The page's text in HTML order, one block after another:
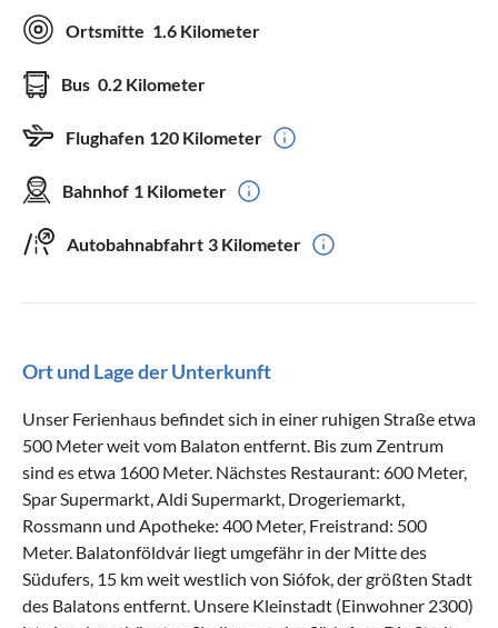
Ortsmitte 1.6 Kilometer
Bus 0.2 Kilometer
Flughafen 120 Kilometer
Bahnhof 1 Kilometer
Autobahnabfahrt 3 Kilometer
Ort und Lage der Unterkunft
Unser Ferienhaus befindet sich in einer ruhigen Straße etwa
500 Meter weit vom Balaton entfernt. Bis zum Zentrum
sind es etwa 1600 Meter. Nächstes Restaurant: 600 Meter,
Spar Supermarkt, Aldi Supermarkt, Drogeriemarkt,
Rossmann und Apotheke: 400 Meter, Freistrand: 500
Meter. Balatonföldvár liegt umgefähr in der Mitte des
Südufers, 15 km weit westlich von Siófok, der größten Stadt
des Balatons entfernt. Unsere Kleinstadt (Einwohner 2300)